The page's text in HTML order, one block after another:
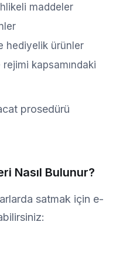
maddeler
hediyelik ürünler
kapsamındaki
prosedürü
Nasıl Bulunur?
satmak için e-